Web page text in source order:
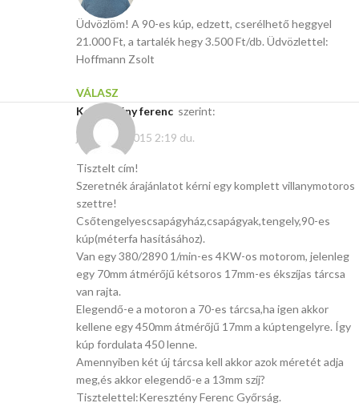
Üdvözlöm! A 90-es kúp, edzett, cserélhető heggyel
21.000 Ft, a tartalék hegy 3.500 Ft/db. Üdvözlettel:
Hoffmann Zsolt
VÁLASZ
Keresztény ferenc szerint:
január 29, 2015 2:19 du.
Tisztelt cím!
Szeretnék árajánlatot kérni egy komplett villanymotoros
szettre!
Csőtengelyescsapágyház,csapágyak,tengely,90-es
kúp(méterfa hasításához).
Van egy 380/2890 1/min-es 4KW-os motorom, jelenleg
egy 70mm átmérőjű kétsoros 17mm-es ékszíjas tárcsa
van rajta.
Elegendő-e a motoron a 70-es tárcsa,ha igen akkor
kellene egy 450mm átmérőjű 17mm a kúptengelyre. Így
kúp fordulata 450 lenne.
Amennyiben két új tárcsa kell akkor azok méretét adja
meg,és akkor elegendő-e a 13mm szíj?
Tisztelettel:Keresztény Ferenc Győrság.